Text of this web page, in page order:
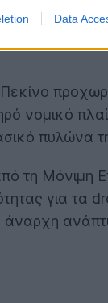
Data
Πεκίνο
νομικό
πυλώνα
τη Μόνιμη
για τα